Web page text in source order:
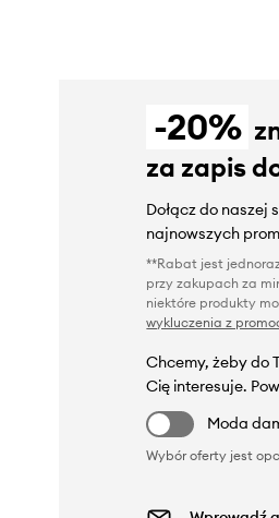
-20%
za zapis
Dołącz do naszej
najnowszych
**Rabat jest
przy zakupach za
niektóre produkty
wykluczenia z
Chcemy, żeby do
Cię interesuje.
Moda
Wybór oferty jest